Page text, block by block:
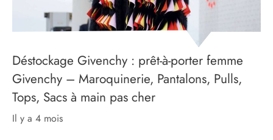
Déstockage Givenchy : prêt-à-porter femme
Givenchy – Maroquinerie, Pantalons, Pulls,
Tops, Sacs à main pas cher
il y a 4 mois